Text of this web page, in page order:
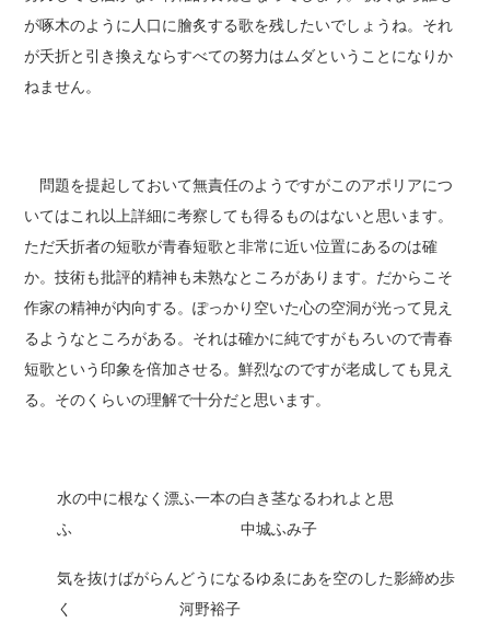
が啄木のように人口に膾炙する歌を残したいでしょうね。それ
が夭折と引き換えならすべての努力はムダということになりか
ねません。
問題を提起しておいて無責任のようですがこのアポリアにつ
いてはこれ以上詳細に考察しても得るものはないと思います。
ただ夭折者の短歌が青春短歌と非常に近い位置にあるのは確
か。技術も批評的精神も未熟なところがあります。だからこそ
作家の精神が内向する。ぽっかり空いた心の空洞が光って見え
るようなところがある。それは確かに純ですがもろいので青春
短歌という印象を倍加させる。鮮烈なのですが老成しても見え
る。そのくらいの理解で十分だと思います。
水の中に根なく漂ふ一本の白き茎なるわれよと思
ふ 中城ふみ子
気を抜けばがらんどうになるゆゑにあを空のした影締め歩
く 河野裕子